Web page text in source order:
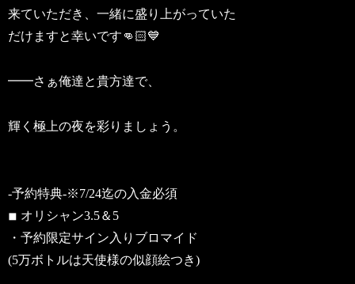
来ていただき、一緒に盛り上がっていた
だけますと幸いです👊🏻💙
━━さぁ俺達と貴方達で、
輝く極上の夜を彩りましょう。
-予約特典-※7/24迄の入金必須
◾︎ オリシャン3.5＆5
・予約限定サイン入りブロマイド
(5万ボトルは天使様の似顔絵つき)